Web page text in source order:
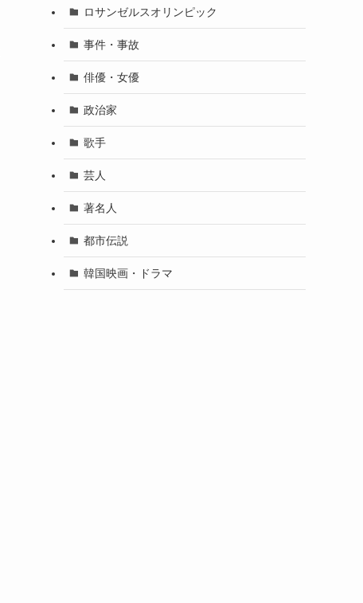
ロサンゼルスオリンピック
事件・事故
俳優・女優
政治家
歌手
芸人
著名人
都市伝説
韓国映画・ドラマ